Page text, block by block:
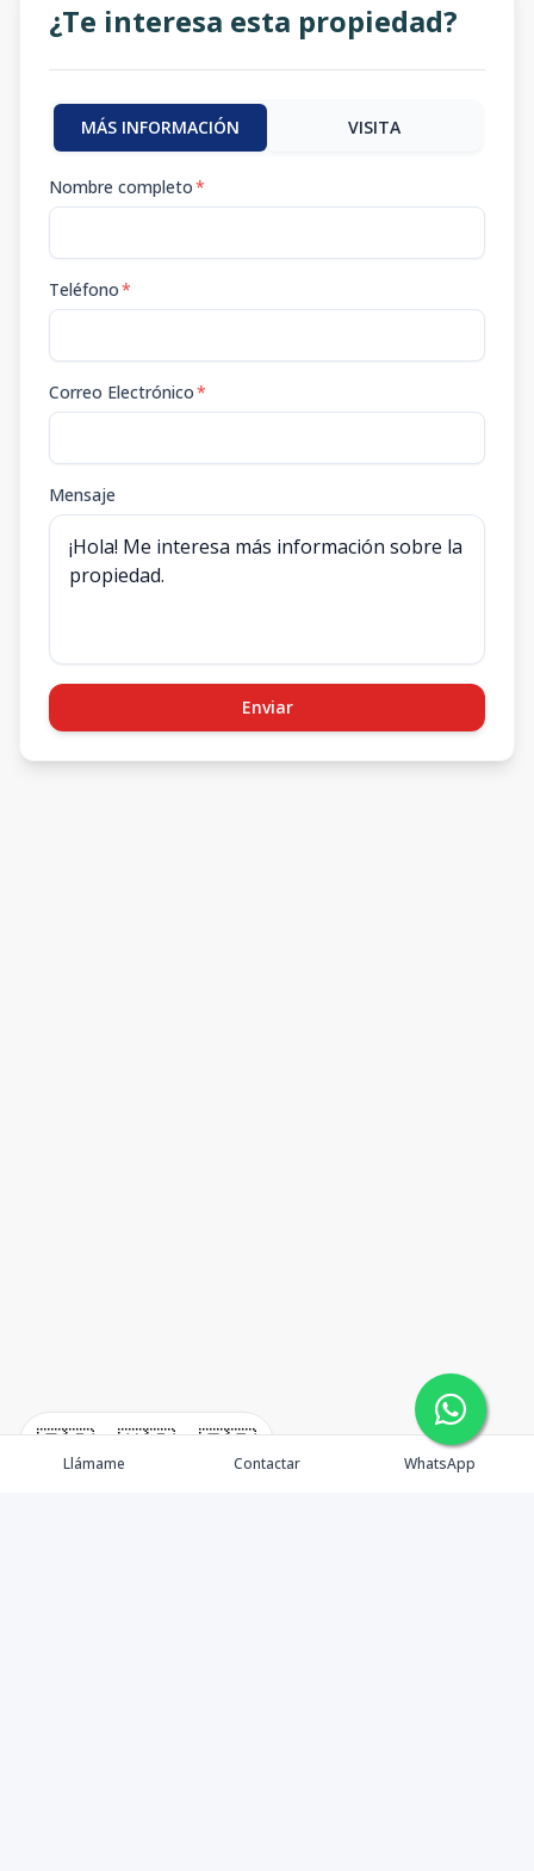
🇪🇸 🇺🇸 🇫🇷
¿Te interesa esta propiedad?
MÁS INFORMACIÓN VISITA
Nombre completo*
Teléfono*
Correo Electrónico*
Mensaje
Enviar
Llámame Contactar WhatsApp